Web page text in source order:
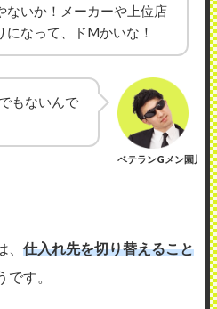
ないか！メーカーや上位店
になって、ドMかいな！
もないんで
ベテランGメン園川
仕入れ先を切り替えること
です。